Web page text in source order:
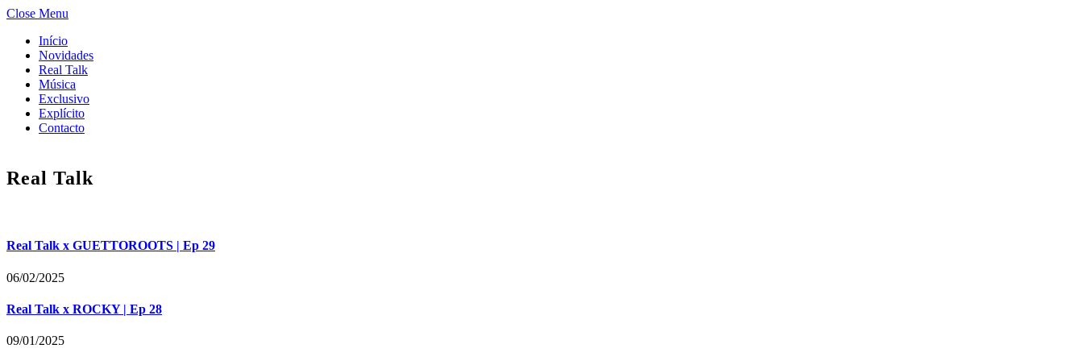
Close Menu
Início
Novidades
Real Talk
Música
Exclusivo
Explícito
Contacto
Real Talk
Real Talk x GUETTOROOTS | Ep 29
06/02/2025
Real Talk x ROCKY | Ep 28
09/01/2025